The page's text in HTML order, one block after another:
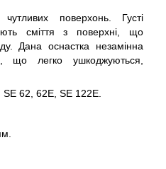
поверхонь. Густі
сміття з поверхні, що
Дана оснастка незамінна
що легко ушкоджуються,
62, 62E, SE 122Е.